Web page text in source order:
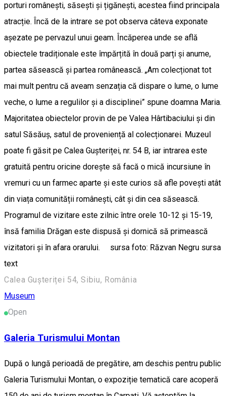
porturi românești, săsești și țigănești, acestea fiind principala
atracție. Încă de la intrare se pot observa câteva exponate
așezate pe pervazul unui geam. Încăperea unde se află
obiectele tradiționale este împărțită în două parți și anume,
partea săsească și partea românească. „Am colecționat tot
mai mult pentru că aveam senzația că dispare o lume, o lume
veche, o lume a regulilor și a disciplinei” spune doamna Maria.
Majoritatea obiectelor provin de pe Valea Hârtibaciului și din
satul Săsăuș, satul de proveniență al colecționarei. Muzeul
poate fi găsit pe Calea Gușteriței, nr. 54 B, iar intrarea este
gratuită pentru oricine dorește să facă o mică incursiune în
vremuri cu un farmec aparte și este curios să afle povești atât
din viața comunității românești, cât și din cea săsească.
Programul de vizitare este zilnic între orele 10-12 și 15-19,
însă familia Drăgan este dispusă și dornică să primească
vizitatori și în afara orarului. sursa foto: Răzvan Negru sursa
text
Calea Gușteriței 54, Sibiu, România
Museum
Open
Galeria Turismului Montan
După o lungă perioadă de pregătire, am deschis pentru public
Galeria Turismului Montan, o expoziție tematică care acoperă